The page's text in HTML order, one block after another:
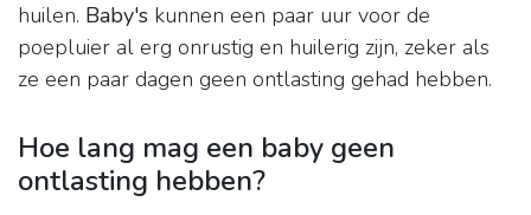
huilen. Baby's kunnen een paar uur voor de
poepluier al erg onrustig en huilerig zijn, zeker als
ze een paar dagen geen ontlasting gehad hebben.
Hoe lang mag een baby geen
ontlasting hebben?